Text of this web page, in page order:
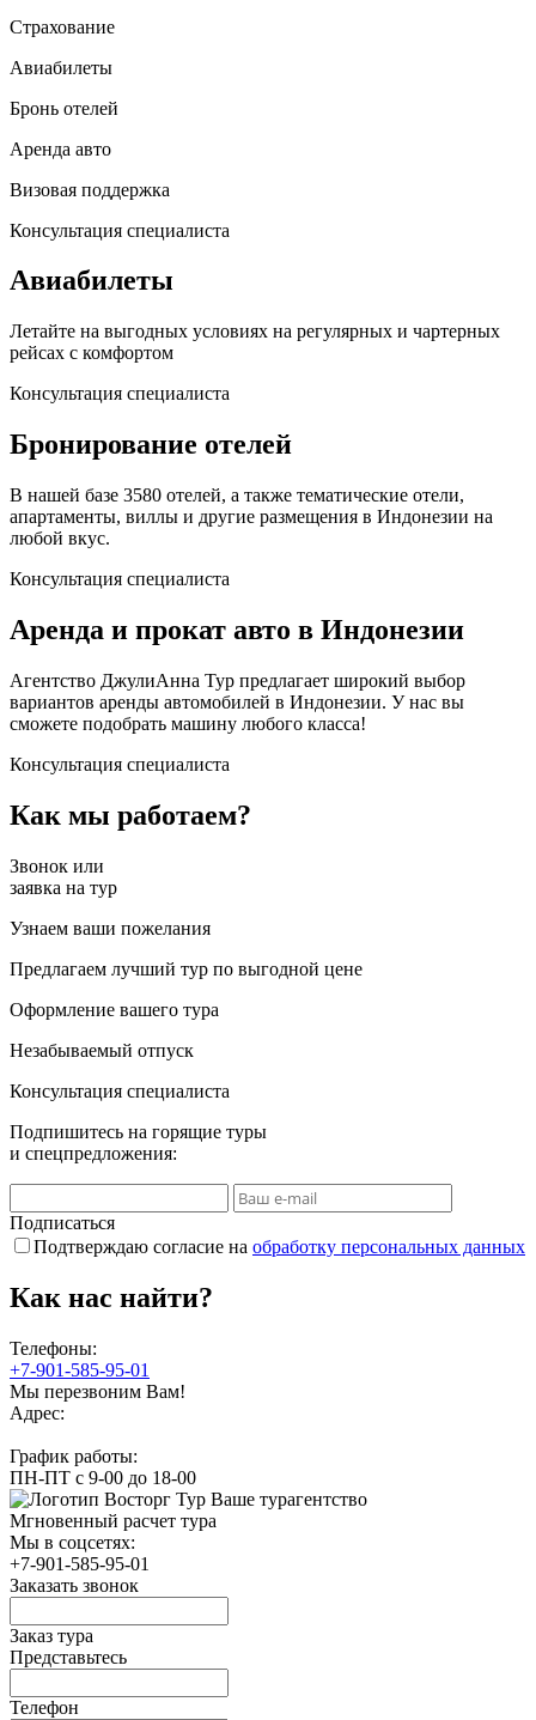
Страхование
Авиабилеты
Бронь отелей
Аренда авто
Визовая поддержка
Консультация специалиста
Авиабилеты
Летайте на выгодных условиях на регулярных и чартерных
рейсах с комфортом
Консультация специалиста
Бронирование отелей
В нашей базе 3580 отелей, а также тематические отели,
апартаменты, виллы и другие размещения в Индонезии на
любой вкус.
Консультация специалиста
Аренда и прокат авто в Индонезии
Агентство ДжулиАнна Тур предлагает широкий выбор
вариантов аренды автомобилей в Индонезии. У нас вы
сможете подобрать машину любого класса!
Консультация специалиста
Как мы работаем?
Звонок или
заявка на тур
Узнаем ваши пожелания
Предлагаем лучший тур по выгодной цене
Оформление вашего тура
Незабываемый отпуск
Консультация специалиста
Подпишитесь на горящие туры
и спецпредложения:
Подписаться
Подтверждаю согласие на обработку персональных данных
Как нас найти?
Телефоны:
+7-901-585-95-01
Мы перезвоним Вам!
Адрес:
График работы:
ПН-ПТ с 9-00 до 18-00
Восторг Тур Ваше турагентство
Мгновенный расчет тура
Мы в соцсетях:
+7-901-585-95-01
Заказать звонок
Заказ тура
Представьтесь
Телефон